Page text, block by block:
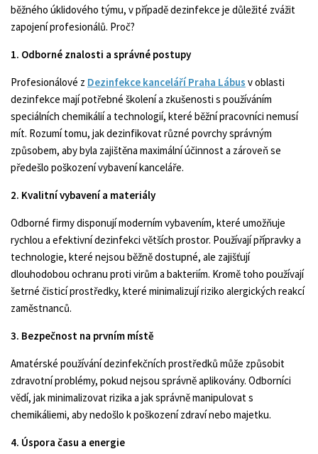
běžného úklidového týmu, v případě dezinfekce je důležité zvážit
zapojení profesionálů. Proč?
1. Odborné znalosti a správné postupy
Profesionálové z Dezinfekce kanceláří Praha Lábus v oblasti
dezinfekce mají potřebné školení a zkušenosti s používáním
speciálních chemikálií a technologií, které běžní pracovníci nemusí
mít. Rozumí tomu, jak dezinfikovat různé povrchy správným
způsobem, aby byla zajištěna maximální účinnost a zároveň se
předešlo poškození vybavení kanceláře.
2. Kvalitní vybavení a materiály
Odborné firmy disponují moderním vybavením, které umožňuje
rychlou a efektivní dezinfekci větších prostor. Používají přípravky a
technologie, které nejsou běžně dostupné, ale zajišťují
dlouhodobou ochranu proti virům a bakteriím. Kromě toho používají
šetrné čisticí prostředky, které minimalizují riziko alergických reakcí
zaměstnanců.
3. Bezpečnost na prvním místě
Amatérské používání dezinfekčních prostředků může způsobit
zdravotní problémy, pokud nejsou správně aplikovány. Odborníci
vědí, jak minimalizovat rizika a jak správně manipulovat s
chemikáliemi, aby nedošlo k poškození zdraví nebo majetku.
4. Úspora času a energie